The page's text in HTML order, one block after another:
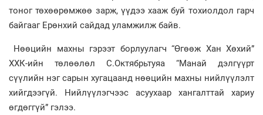
тоног төхөөрөмжөө зарж, үүдээ хааж буй тохиолдол гарч
байгааг Ерөнхий сайдад уламжилж байв.
Нөөцийн махны гэрээт борлуулагч “Өгөөж Хан Хөхий”
ХХК-ийн төлөөлөл С.Октябрьтуяа “Манай дэлгүүрт
сүүлийн нэг сарын хугацаанд нөөцийн махны нийлүүлэлт
хийгдээгүй. Нийлүүлэгчээс асуухаар хангалттай хариу
өгдөггүй” гэлээ.